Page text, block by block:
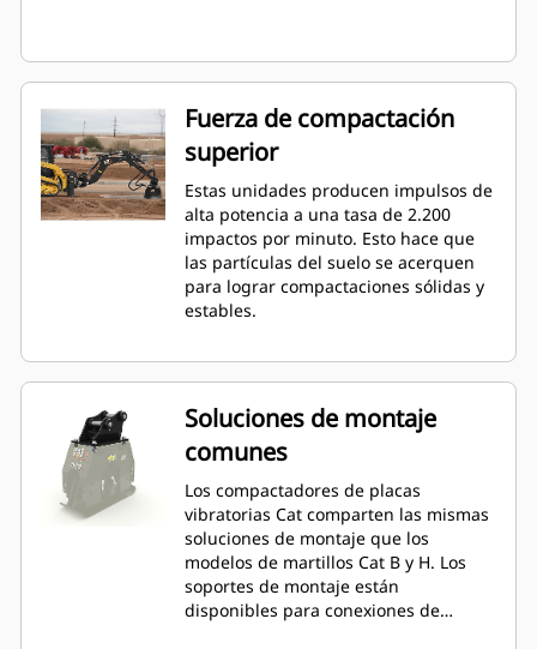
Fuerza de compactación
superior
Estas unidades producen impulsos de
alta potencia a una tasa de 2.200
impactos por minuto. Esto hace que
las partículas del suelo se acerquen
para lograr compactaciones sólidas y
estables.
Soluciones de montaje
comunes
Los compactadores de placas
vibratorias Cat comparten las mismas
soluciones de montaje que los
modelos de martillos Cat B y H. Los
soportes de montaje están
disponibles para conexiones de